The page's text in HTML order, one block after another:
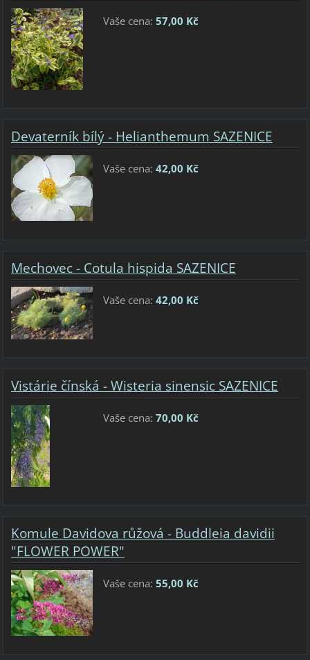
Vaše cena: 57,00 Kč
Devaterník bílý - Helianthemum SAZENICE
Vaše cena: 42,00 Kč
Mechovec - Cotula hispida SAZENICE
Vaše cena: 42,00 Kč
Vistárie čínská - Wisteria sinensic SAZENICE
Vaše cena: 70,00 Kč
Komule Davidova růžová - Buddleia davidii
"FLOWER POWER"
Vaše cena: 55,00 Kč